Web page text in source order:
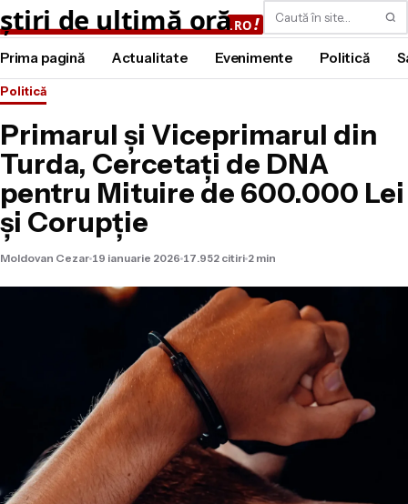
Caută
Prima pagină Actualitate Evenimente Politică
Politică
Primarul și Viceprimarul din
Turda, Cercetați de DNA
pentru Mituire de 600.000 Lei
și Corupție
Moldovan Cezar 19 ianuarie 2026 17.952 citiri 2 min